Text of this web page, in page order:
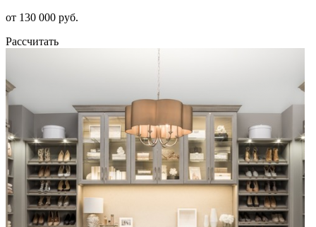
от 130 000 руб.
Рассчитать